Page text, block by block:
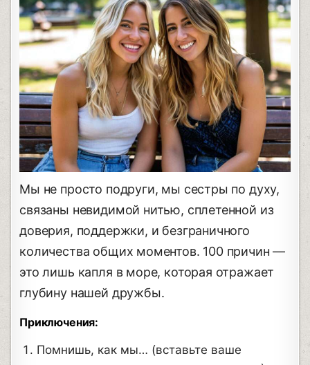
Мы не просто подруги, мы сестры по духу,
связаны невидимой нитью, сплетенной из
доверия, поддержки, и безграничного
количества общих моментов. 100 причин —
это лишь капля в море, которая отражает
глубину нашей дружбы.
Приключения:
Помнишь, как мы… (вставьте ваше